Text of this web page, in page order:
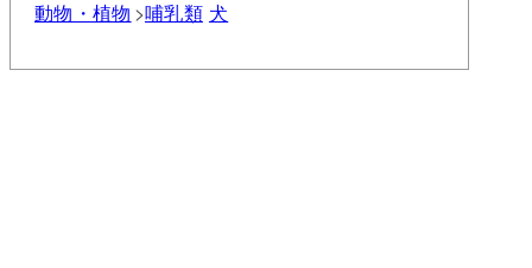
動物・植物 哺乳類 犬